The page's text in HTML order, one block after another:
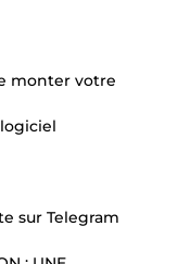
monter votre
sur Telegram